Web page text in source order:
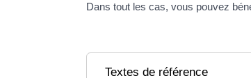
Dans tout les cas, vous pouvez
Textes de référence